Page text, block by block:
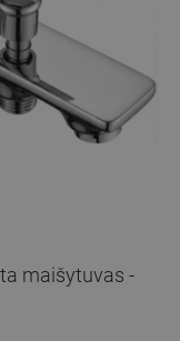
maišytuvas -